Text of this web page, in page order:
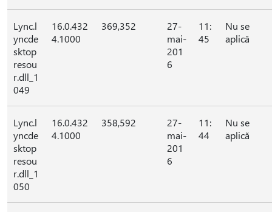
Lync.l
yncde
sktop
resou
r.dll_1
049
16.0.432
4.1000
369,352
27-
mai-
201
6
11:
45
Nu se
aplică
Lync.l
yncde
sktop
resou
r.dll_1
050
16.0.432
4.1000
358,592
27-
mai-
201
6
11:
44
Nu se
aplică